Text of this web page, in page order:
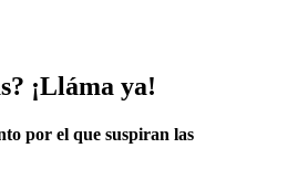
¡Lláma ya!
por el que suspiran las